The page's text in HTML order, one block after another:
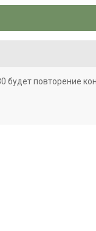
будет повторение